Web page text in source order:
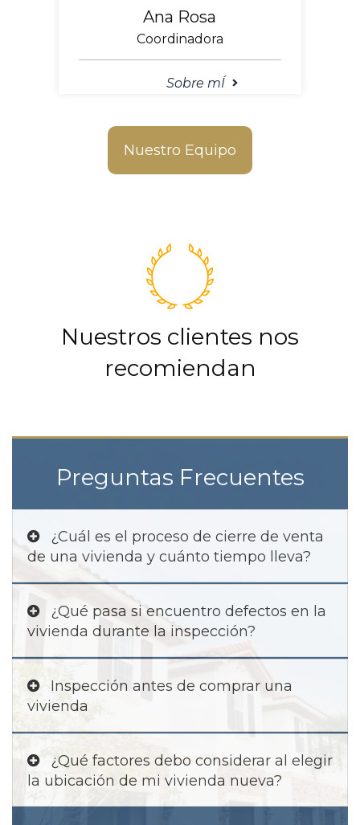
Ana Rosa
Coordinadora
Sobre mÍ
Nuestro Equipo
Nuestros clientes nos
recomiendan
Preguntas Frecuentes
¿Cuál es el proceso de cierre de venta
de una vivienda y cuánto tiempo lleva?
¿Qué pasa si encuentro defectos en la
vivienda durante la inspección?
Inspección antes de comprar una
vivienda
¿Qué factores debo considerar al elegir
la ubicación de mi vivienda nueva?